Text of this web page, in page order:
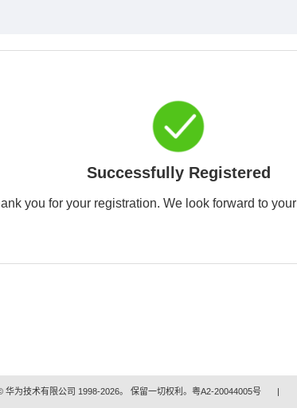
Successfully Registered
you for your registration. We look forward to
华为技术有限公司 1998-2026。 保留一切权利。粤A2-20044005号 |